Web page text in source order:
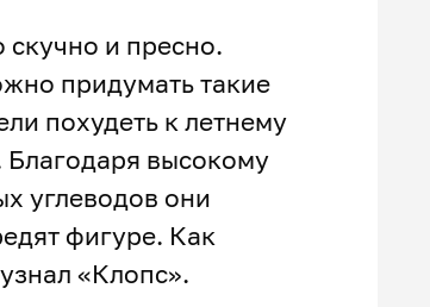
скучно и пресно.
придумать такие
похудеть к летнему
Благодаря высокому
углеводов они
фигуре. Как
«Клопс».